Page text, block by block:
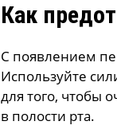
Как
С появлением
Используйте
для того, чтобы
в полости рта.